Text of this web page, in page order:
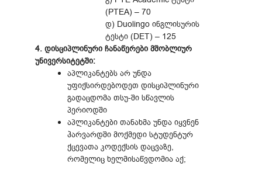
(PTEA) – 70
დ) Duolingo ინგლისურის
ტესტი (DET) – 125
4. დისციპლინური ჩანაწერები მშობლიურ
უნივერსიტეტში:
აპლიკანტებს არ უნდა
უფიქსირდებოდეთ დისციპლინური
გადაცდომა თსუ-ში სწავლის
პერიოდში
აპლიკანტები თანახმა უნდა იყვნენ
ჰარვარდში მოქმედი სტუდენტურ
ქცევათა კოდექსის დაცვაზე,
რომელიც ხელმისაწვდომია აქ;